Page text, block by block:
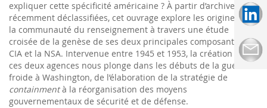
expliquer cette spécificité américaine ? À partir d’archives
récemment déclassifiées, cet ouvrage explore les origines de
la communauté du renseignement à travers une étude
croisée de la genèse de ses deux principales composantes, la
CIA et la NSA. Intervenue entre 1945 et 1953, la création de
ces deux agences nous plonge dans les débuts de la guerre
froide à Washington, de l’élaboration de la stratégie de
containmentà la réorganisation des moyens
gouvernementaux de sécurité et de défense.